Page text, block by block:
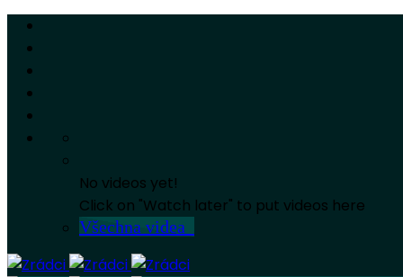
No videos yet!
Click on "Watch later" to put videos here
Všechna videa